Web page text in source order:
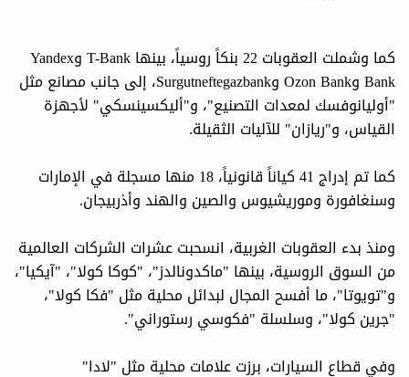
كما وشملت العقوبات 22 بنكاً روسياً، بينها T-Bank وYandex
Bank وOzon Bank وSurgutneftegazbank، إلى جانب مصانع مثل
"أوليانوفسك لمعدات التصنيع"، و"أليكسينسكي" لأجهزة
القياس، و"ريازان" للآليات الثقيلة.
كما تم إدراج 41 كياناً قانونياً، 18 منها مسجلة في الإمارات
وسنغافورة وموريشيوس والصين والهند وأذربيجان.
ومنذ بدء العقوبات الغربية، انسحبت عشرات الشركات العالمية
من السوق الروسية، بينها "ماكدونالدز"، "كوكا كولا"، "آيكيا"،
و"تويوتا"، ما أفسح المجال لبدائل محلية مثل "فكا كولا"،
"جرين كولا"، وسلسلة "فكوسي رستوراني".
وفي قطاع السيارات، برزت علامات محلية مثل "لادا"